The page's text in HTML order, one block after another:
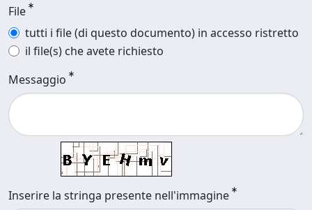
File
tutti i file (di questo documento) in accesso ristretto
il file(s) che avete richiesto
Messaggio
Inserire la stringa presente nell'immagine